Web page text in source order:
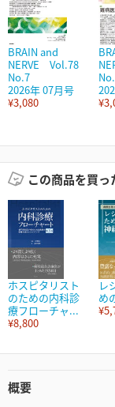
BRAIN and
NERVE Vol.78
No.7
2026年 07月号
¥3,080
この商品を買っ
ホスピタリスト
のための内科診
療フローチャ...
¥8,800
レ
め
概要